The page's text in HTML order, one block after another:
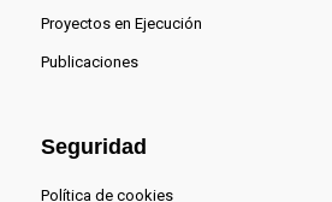
Proyectos en Ejecución
Publicaciones
Seguridad
Política de cookies